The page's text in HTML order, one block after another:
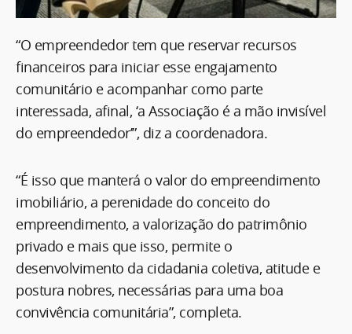
“O empreendedor tem que reservar recursos
financeiros para iniciar esse engajamento
comunitário e acompanhar como parte
interessada, afinal, ‘a Associação é a mão invisível
do empreendedor’”, diz a coordenadora.
“É isso que manterá o valor do empreendimento
imobiliário, a perenidade do conceito do
empreendimento, a valorização do patrimônio
privado e mais que isso, permite o
desenvolvimento da cidadania coletiva, atitude e
postura nobres, necessárias para uma boa
convivência comunitária”, completa.